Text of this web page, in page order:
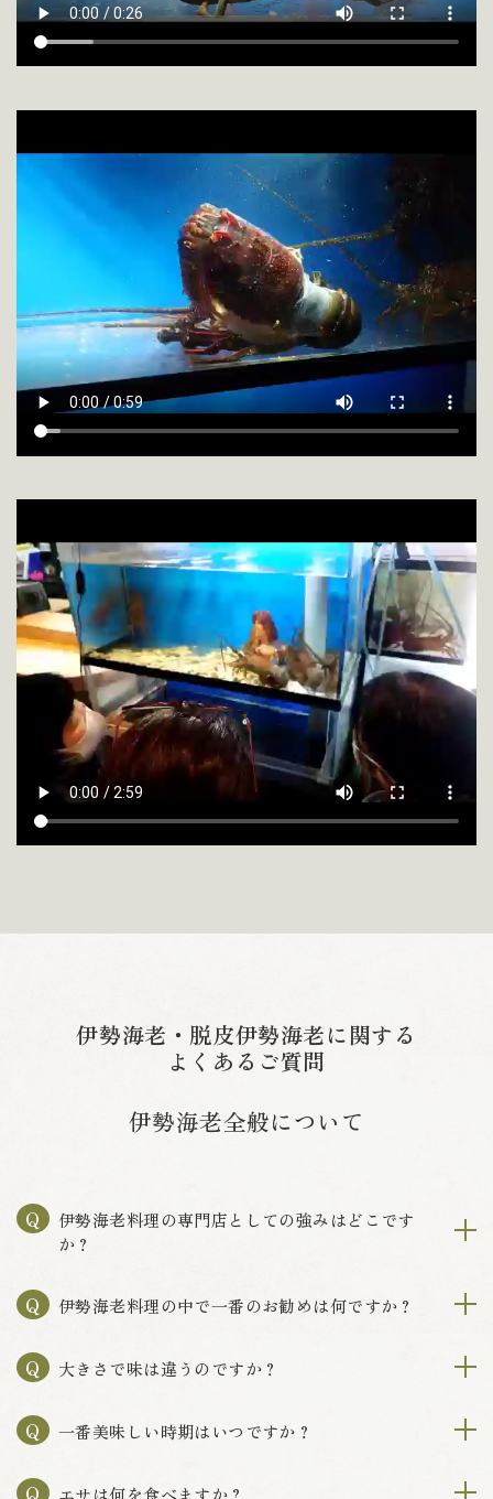
伊勢海老・脱皮伊勢海老に関する
よくあるご質問
伊勢海老全般について
Q 伊勢海老料理の専門店としての強みはどこです
か？
Q 伊勢海老料理の中で一番のお勧めは何ですか？
Q 大きさで味は違うのですか？
Q 一番美味しい時期はいつですか？
Q エサは何を食べますか？